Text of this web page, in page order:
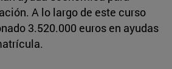
A lo largo de este curso
3.520.000 euros en ayudas